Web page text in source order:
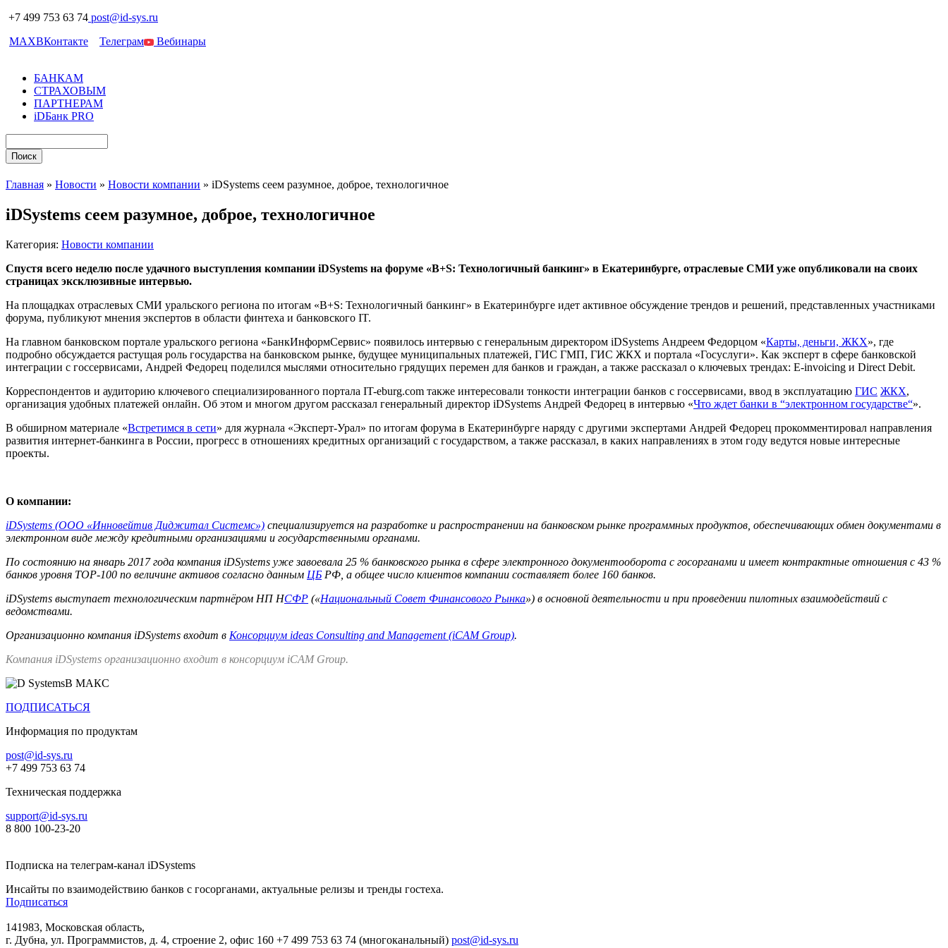
+7 499 753 63 74 post@id-sys.ru
MAXВКонтакте Телеграм Вебинары
БАНКАМ
СТРАХОВЫМ
ПАРТНЕРАМ
iDБанк PRO
Главная » Новости » Новости компании » iDSystems сеем разумное, доброе, технологичное
iDSystems сеем разумное, доброе, технологичное
Категория: Новости компании
Спустя всего неделю после удачного выступления компании iDSystems на форуме «B+S: Технологичный банкинг» в Екатеринбурге, отраслевые СМИ уже опубликовали на своих
страницах эксклюзивные интервью.
На площадках отраслевых СМИ уральского региона по итогам «B+S: Технологичный банкинг» в Екатеринбурге идет активное обсуждение трендов и решений, представленных участниками
форума, публикуют мнения экспертов в области финтеха и банковского IT.
На главном банковском портале уральского региона «БанкИнформСервис» появилось интервью с генеральным директором iDSystems Андреем Федорцом «Карты, деньги, ЖКХ», где
подробно обсуждается растущая роль государства на банковском рынке, будущее муниципальных платежей, ГИС ГМП, ГИС ЖКХ и портала «Госуслуги». Как эксперт в сфере банковской
интеграции с госсервисами, Андрей Федорец поделился мыслями относительно грядущих перемен для банков и граждан, а также рассказал о ключевых трендах: E-invoicing и Direct Debit.
Корреспондентов и аудиторию ключевого специализированного портала IT-eburg.com также интересовали тонкости интеграции банков с госсервисами, ввод в эксплуатацию ГИС ЖКХ,
организация удобных платежей онлайн. Об этом и многом другом рассказал генеральный директор iDSystems Андрей Федорец в интервью «Что ждет банки в “электронном государстве“».
В обширном материале «Встретимся в сети» для журнала «Эксперт-Урал» по итогам форума в Екатеринбурге наряду с другими экспертами Андрей Федорец прокомментировал направления
развития интернет-банкинга в России, прогресс в отношениях кредитных организаций с государством, а также рассказал, в каких направлениях в этом году ведутся новые интересные
проекты.
О компании:
iDSystems (ООО «Инновейтив Диджитал Системс») специализируется на разработке и распространении на банковском рынке программных продуктов, обеспечивающих обмен документами в
электронном виде между кредитными организациями и государственными органами.
По состоянию на январь 2017 года компания iDSystems уже завоевала 25 % банковского рынка в сфере электронного документооборота с госорганами и имеет контрактные отношения с 43 %
банков уровня TOP-100 по величине активов согласно данным ЦБ РФ, а общее число клиентов компании составляет более 160 банков.
iDSystems выступает технологическим партнёром НП НСФР («Национальный Совет Финансового Рынка») в основной деятельности и при проведении пилотных взаимодействий с
ведомствами.
Организационно компания iDSystems входит в Консорциум ideas Consulting and Management (iCAM Group).
Компания iDSystems организационно входит в консорциум iCAM Group.
В МАКС
ПОДПИСАТЬСЯ
Информация по продуктам
post@id-sys.ru
+7 499 753 63 74
Техническая поддержка
support@id-sys.ru
8 800 100-23-20
Подписка на телеграм-канал iDSystems
Инсайты по взаимодействию банков с госорганами, актуальные релизы и тренды гостеха.
Подписаться
141983, Московская область,
г. Дубна, ул. Программистов, д. 4, строение 2, офис 160 +7 499 753 63 74 (многоканальный) post@id-sys.ru